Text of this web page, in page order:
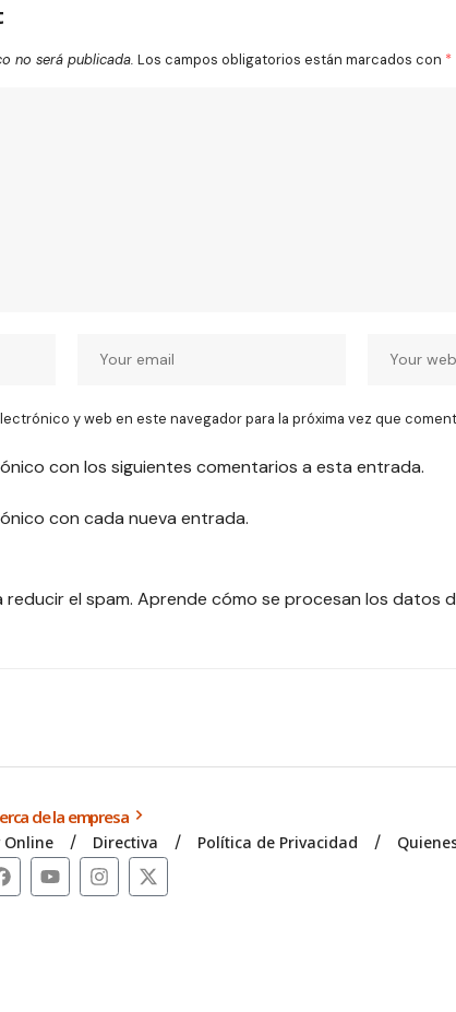
no será publicada. Los campos obligatorios están marcados con *
y web en este navegador para la próxima vez que
con los siguientes comentarios a esta entrada.
con cada nueva entrada.
el spam. Aprende cómo se procesan los datos
de la empresa
Online Directiva Política de Privacidad